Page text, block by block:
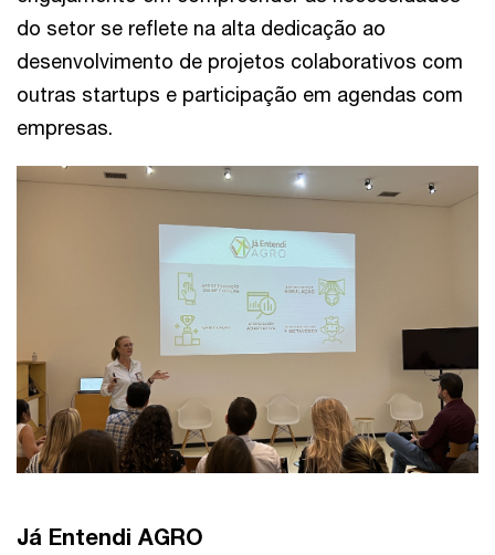
do setor se reflete na alta dedicação ao
desenvolvimento de projetos colaborativos com
outras startups e participação em agendas com
empresas.
Já Entendi AGRO